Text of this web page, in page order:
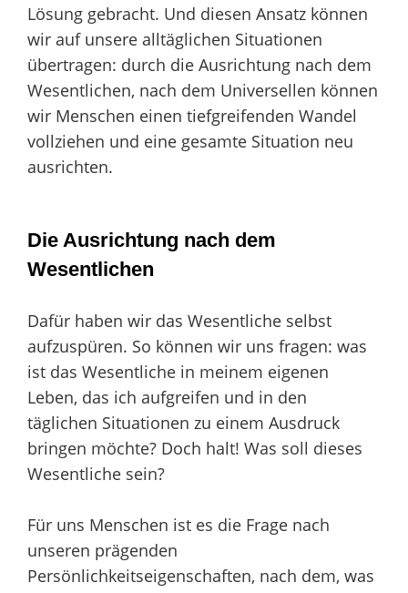
Lösung gebracht. Und diesen Ansatz können
wir auf unsere alltäglichen Situationen
übertragen: durch die Ausrichtung nach dem
Wesentlichen, nach dem Universellen können
wir Menschen einen tiefgreifenden Wandel
vollziehen und eine gesamte Situation neu
ausrichten.
Die Ausrichtung nach dem
Wesentlichen
Dafür haben wir das Wesentliche selbst
aufzuspüren. So können wir uns fragen: was
ist das Wesentliche in meinem eigenen
Leben, das ich aufgreifen und in den
täglichen Situationen zu einem Ausdruck
bringen möchte? Doch halt! Was soll dieses
Wesentliche sein?
Für uns Menschen ist es die Frage nach
unseren prägenden
Persönlichkeitseigenschaften, nach dem, was